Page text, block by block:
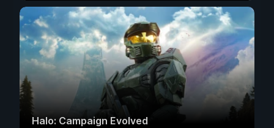
Halo: Campaign Evolved